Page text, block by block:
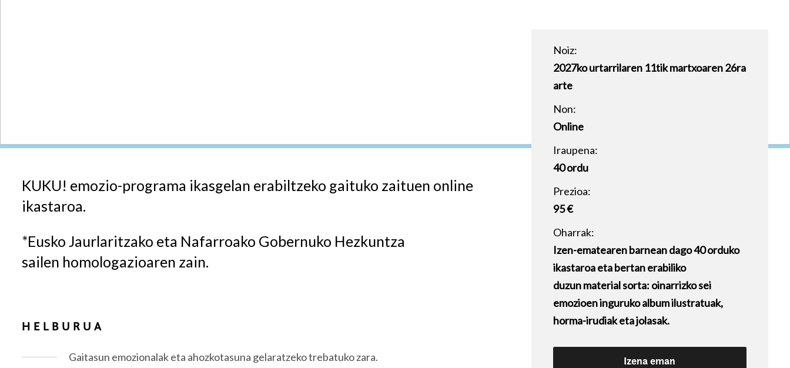
Noiz:
2027ko urtarrilaren 11tik martxoaren 26ra
arte
Non:
Online
Iraupena:
40 ordu
Prezioa:
95 €
Oharrak:
Izen-ematearen barnean dago 40 orduko
ikastaroa eta bertan erabiliko
duzun material sorta: oinarrizko sei
emozioen inguruko album ilustratuak,
horma-irudiak eta jolasak.
Izena eman
KUKU! emozio-programa ikasgelan erabiltzeko gaituko zaituen online
ikastaroa.
*Eusko Jaurlaritzako eta Nafarroako Gobernuko Hezkuntza
sailen homologazioaren zain.
HELBURUA
Gaitasun emozionalak eta ahozkotasuna gelaratzeko trebatuko zara.